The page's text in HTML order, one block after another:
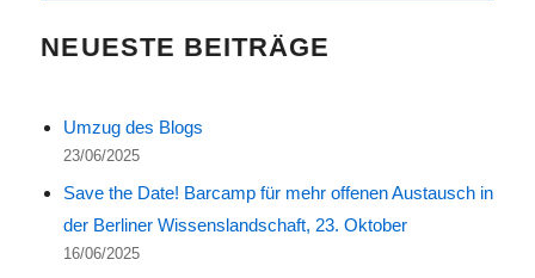
NEUESTE BEITRÄGE
Umzug des Blogs
23/06/2025
Save the Date! Barcamp für mehr offenen Austausch in
der Berliner Wissenslandschaft, 23. Oktober
16/06/2025